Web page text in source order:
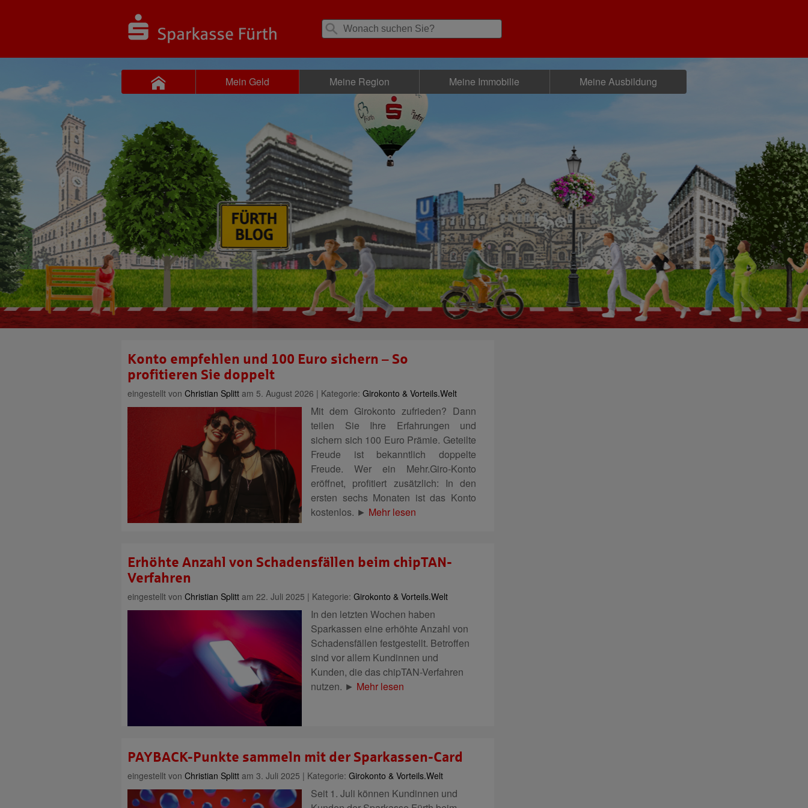
Mein Geld Meine Region Meine Immobilie Meine Ausbildung
Konto empfehlen und 100 Euro sichern – So
profitieren Sie doppelt
eingestellt von Christian Splitt am 5. August 2026 | Kategorie: Girokonto & Vorteils.Welt
Mit dem Girokonto zufrieden? Dann
teilen Sie Ihre Erfahrungen und
sichern sich 100 Euro Prämie. Geteilte
Freude ist bekanntlich doppelte
Freude. Wer ein Mehr.Giro-Konto
eröffnet, profitiert zusätzlich: In den
ersten sechs Monaten ist das Konto
kostenlos. ► Mehr lesen
Erhöhte Anzahl von Schadensfällen beim chipTAN-
Verfahren
eingestellt von Christian Splitt am 22. Juli 2025 | Kategorie: Girokonto & Vorteils.Welt
In den letzten Wochen haben
Sparkassen eine erhöhte Anzahl von
Schadensfällen festgestellt. Betroffen
sind vor allem Kundinnen und
Kunden, die das chipTAN-Verfahren
nutzen. ► Mehr lesen
PAYBACK-Punkte sammeln mit der Sparkassen-Card
eingestellt von Christian Splitt am 3. Juli 2025 | Kategorie: Girokonto & Vorteils.Welt
Seit 1. Juli können Kundinnen und